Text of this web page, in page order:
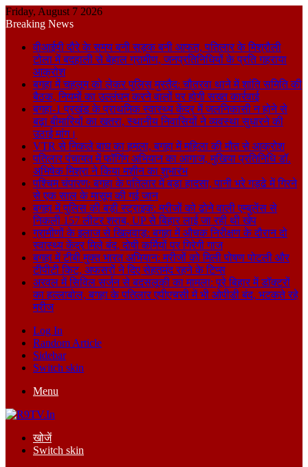
Friday, August 7 2026
Breaking News
वीआईपी दौरे के समय बनी सड़क बनी आफत, पतिलार के मिश्रौली
टोला में बदहाली से बेहाल ग्रामीण, जनप्रतिनिधियों के प्रति गहराया
आक्रोश
बगहा में चहलूम को लेकर पुलिस मुस्तैद: चौतरवा थाने में शांति समिति की
बैठक, नियमों का उल्लंघन करने वालों पर होगी सख्त कार्रवाई
बगहा-1 प्रखंड के प्राथमिक स्वास्थ्य केंद्र में जलनिकासी न होने से
बढ़ा बीमारियों का खतरा, स्थानीय निवासियों ने व्यवस्था सुधारने की
उठाई मांग।
VTR से निकले बाघ का हमला, बगहा में महिला की मौत से आक्रोश
पतिलार पंचायत में फॉगिंग अभियान का आगाज, मुखिया प्रतिनिधि डॉ.
अभिषेक मिश्रा ने किया मशीन का शुभारंभ
पश्चिम चंपारण: बगहा के पतिलार में बड़ा हादसा, पानी भरे गड्ढे में गिरने
से एक साल के मासूम की गई जान
बगहा में पुलिस की बड़ी स्ट्राइक: मरीजों को ढोने वाली एम्बुलेंस से
निकली 157 लीटर शराब, UP से बिहार लाई जा रही थी खेप
ग्रामीणों के इलाज से खिलवाड़: बगहा में औचक निरीक्षण के दौरान दो
स्वास्थ्य केंद्र मिले बंद, दोषी कर्मियों पर गिरेगी गाज
बगहा में टीबी मुक्त भारत अभियान: मरीजों को मिली पोषण पोटली और
टीपीटी किट, अफसरों ने दिए सेहतमंद रहने के टिप्स
अरवल में सिविल सर्जन से बदसलूकी का मामला: पूरे बिहार में डॉक्टरों
का हल्लाबोल, बगहा के पतिलार एपीएचसी में भी ओपीडी बंद, भटकते रहे
मरीज
Log In
Random Article
Sidebar
Switch skin
Menu
खोजें
Switch skin